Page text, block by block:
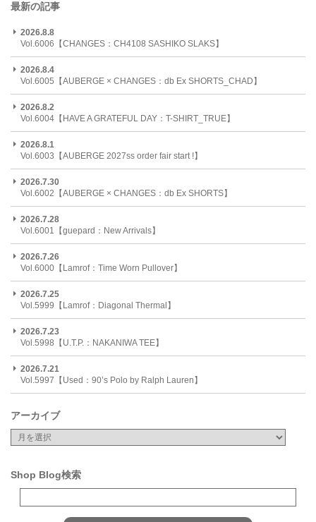
最新の記事
2026.8.8
Vol.6006【CHANGES：CH4108 SASHIKO SLAKS】
2026.8.4
Vol.6005【AUBERGE × CHANGES：db Ex SHORTS_CHAD】
2026.8.2
Vol.6004【HAVE A GRATEFUL DAY：T-SHIRT_TRUE】
2026.8.1
Vol.6003【AUBERGE 2027ss order fair start !】
2026.7.30
Vol.6002【AUBERGE × CHANGES：db Ex SHORTS】
2026.7.28
Vol.6001【guepard：New Arrivals】
2026.7.26
Vol.6000【Lamrof：Time Worn Pullover】
2026.7.25
Vol.5999【Lamrof：Diagonal Thermal】
2026.7.23
Vol.5998【U.T.P.：NAKANIWA TEE】
2026.7.21
Vol.5997【Used：90’s Polo by Ralph Lauren】
アーカイブ
Shop Blog検索